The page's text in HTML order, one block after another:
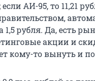
АИ-95, то 11,21
рубля. Да, есть
акции и
кому-то вынуть и